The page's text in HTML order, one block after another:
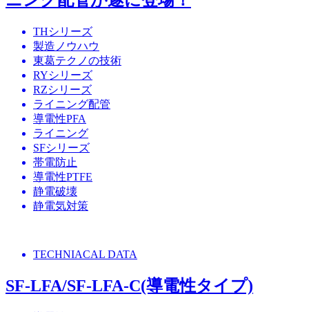
THシリーズ
製造ノウハウ
東葛テクノの技術
RYシリーズ
RZシリーズ
ライニング配管
導電性PFA
ライニング
SFシリーズ
帯電防止
導電性PTFE
静電破壊
静電気対策
TECHNIACAL DATA
SF-LFA/SF-LFA-C(導電性タイプ)